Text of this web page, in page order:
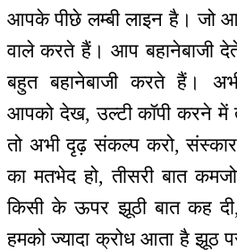
आपके पीछे लम्बी लाइन है। जो
वाले करते हैं। आप बहानेबाजी
बहुत बहानेबाजी करते हैं।
आपको देख, उल्टी कॉपी करने में
तो अभी दृढ़ संकल्प करो,
का मतभेद हो, तीसरी बात
किसी के ऊपर झूठी बात कह
हमको ज्यादा क्रोध आता है झूठ